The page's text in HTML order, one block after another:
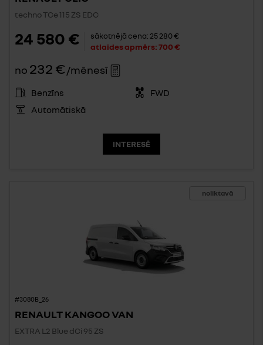
techno TCe 115 ZS EDC
24 580 € sākotnējā cena: 25 280 €
atlaides apmērs:700 €
no 232 € /mēnesī
Benzīns
FWD
Automātiskā
INTERESĒ
noliktavā
#3080B_26
RENAULT KANGOO VAN
EXTRA L2 Blue dCi 95 ZS